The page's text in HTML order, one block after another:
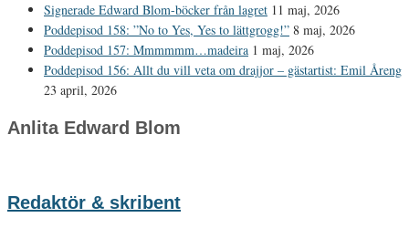
Signerade Edward Blom-böcker från lagret 11 maj, 2026
Poddepisod 158: ”No to Yes, Yes to lättgrogg!” 8 maj, 2026
Poddepisod 157: Mmmmmm…madeira 1 maj, 2026
Poddepisod 156: Allt du vill veta om drajjor – gästartist: Emil Åreng
23 april, 2026
Anlita Edward Blom
Redaktör & skribent